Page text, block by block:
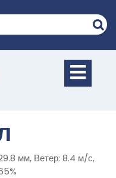
мм, Ветер: 8.4 м/с,